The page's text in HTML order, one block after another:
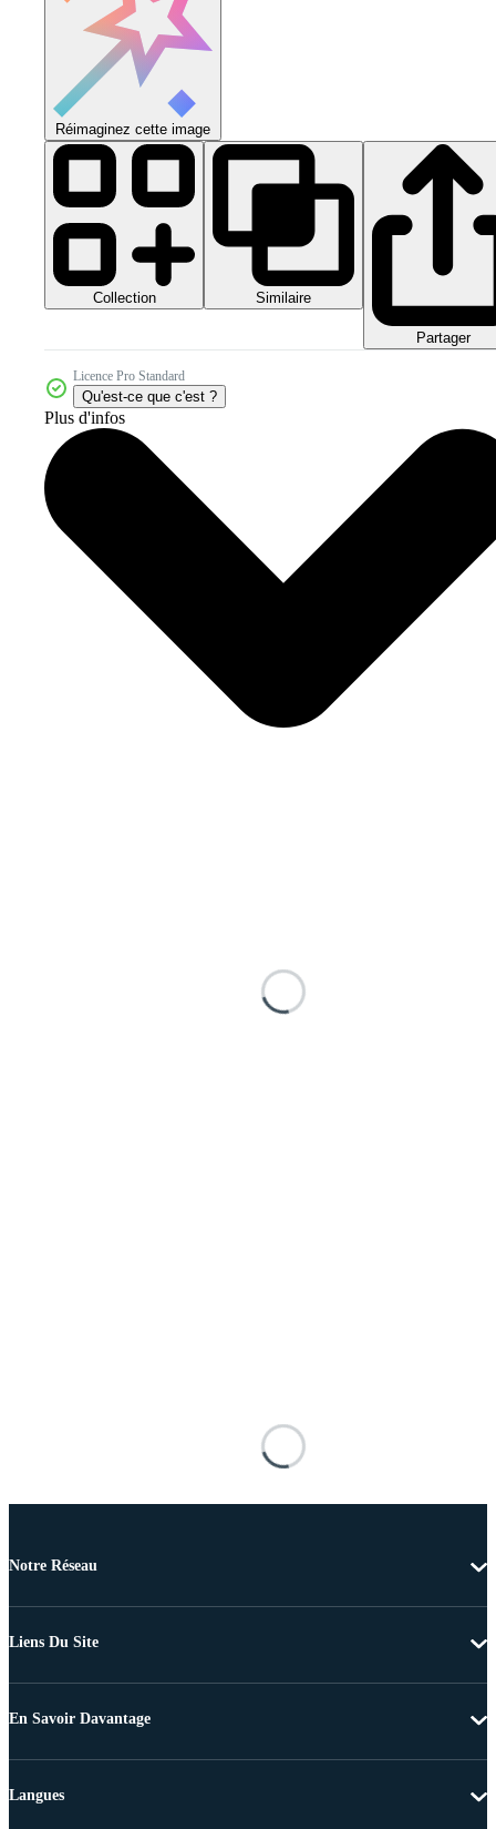
Réimaginez cette image
Collection Similaire
Partager
Licence Pro Standard
Qu'est-ce que c'est ?
Plus d'infos
Notre Réseau
Liens Du Site
En Savoir Davantage
Langues